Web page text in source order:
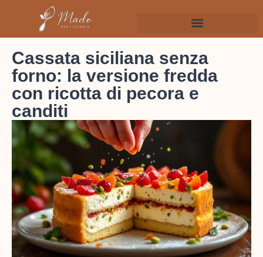
Cassata siciliana senza
forno: la versione fredda
con ricotta di pecora e
canditi